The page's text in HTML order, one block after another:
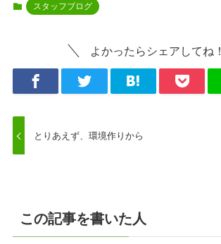
スタッフブログ
よかったらシェアしてね！
とりあえず、環境作りから
この記事を書いた人